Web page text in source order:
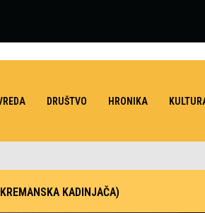
DRUŠTVO HRONIKA
KADINJAČA)